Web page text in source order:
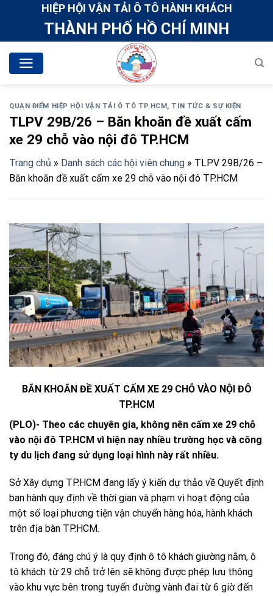
HIỆP HỘI VẬN TẢI Ô TÔ HÀNH KHÁCH
THÀNH PHỐ HỒ CHÍ MINH
QUAN ĐIỂM HIỆP HỘI VẬN TẢI Ô TÔ TP.HCM, TIN TỨC & SỰ KIỆN
TLPV 29B/26 – Băn khoăn đề xuất cấm
xe 29 chỗ vào nội đô TP.HCM
Trang chủ » Danh sách các hội viên chung » TLPV 29B/26 –
Băn khoăn đề xuất cấm xe 29 chỗ vào nội đô TP.HCM
BĂN KHOĂN ĐỀ XUẤT CẤM XE 29 CHỖ VÀO NỘI ĐÔ
TP.HCM
(PLO)- Theo các chuyên gia, không nên cấm xe 29 chỗ
vào nội đô TP.HCM vì hiện nay nhiều trường học và công
ty du lịch đang sử dụng loại hình này rất nhiều.
Sở Xây dựng TP.HCM đang lấy ý kiến dự thảo về Quyết định
ban hành quy định về thời gian và phạm vi hoạt động của
một số loại phương tiện vận chuyển hàng hóa, hành khách
trên địa bàn TP.HCM.
Trong đó, đáng chú ý là quy định ô tô khách giường nằm, ô
tô khách từ 29 chỗ trở lên sẽ không được phép lưu thông
vào khu vực bên trong tuyến đường vành đai từ 6 giờ đến